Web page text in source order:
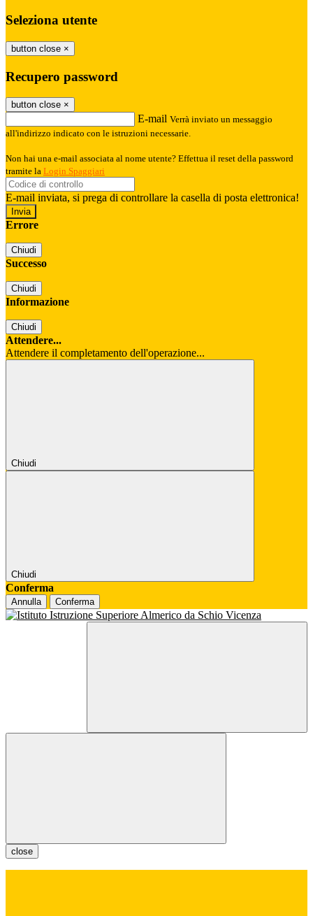
Seleziona utente
button close ×
Recupero password
button close ×
E-mail Verrà inviato un messaggio
all'indirizzo indicato con le istruzioni necessarie.
Non hai una e-mail associata al nome utente? Effettua il reset della password
tramite la Login Spaggiari
E-mail inviata, si prega di controllare la casella di posta elettronica!
Errore
Chiudi
Successo
Chiudi
Informazione
Chiudi
Attendere...
Attendere il completamento dell'operazione...
Chiudi
Chiudi
Conferma
Annulla Conferma
close